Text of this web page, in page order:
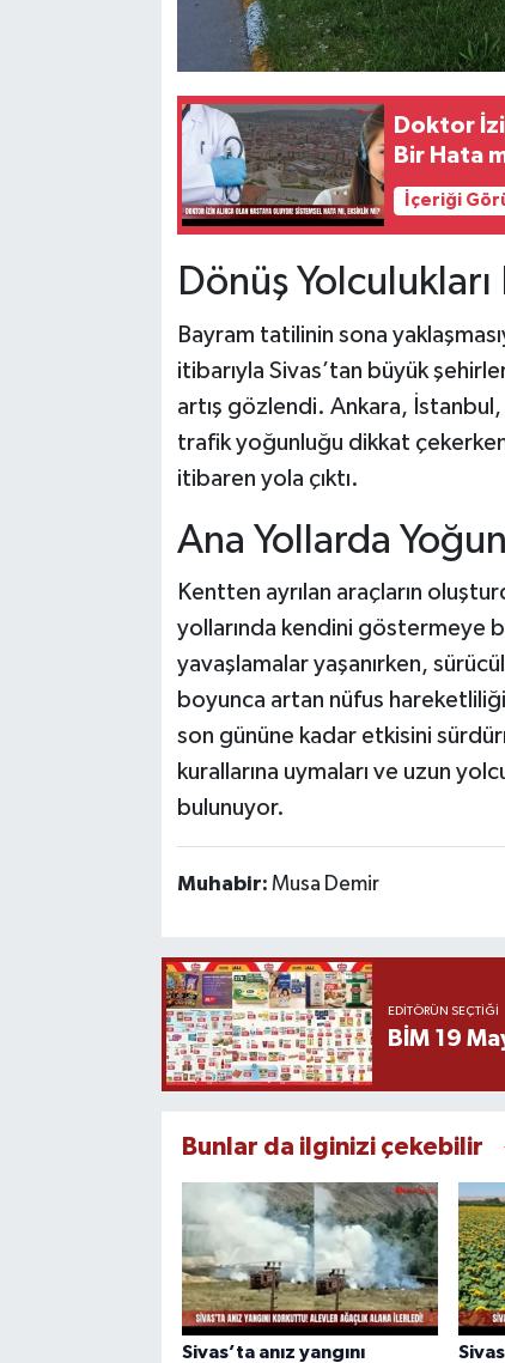
Doktor
Bir Hata
İçeriği
Dönüş
Bayram tatilinin sona
itibarıyla Sivas’tan büyük
artış gözlendi. Ankara,
trafik yoğunluğu dikkat
itibaren yola çıktı.
Ana Yollarda
Kentten ayrılan araçların
yollarında kendini göstermeye
yavaşlamalar yaşanırken,
boyunca artan nüfus
son gününe kadar etkisini
kurallarına uymaları ve uzun
bulunuyor.
Muhabir: Musa Demir
EDITÖRÜN SEÇTIĞI
BİM 19
Bunlar da ilginizi çekebilir
Sivas’ta anız yangını